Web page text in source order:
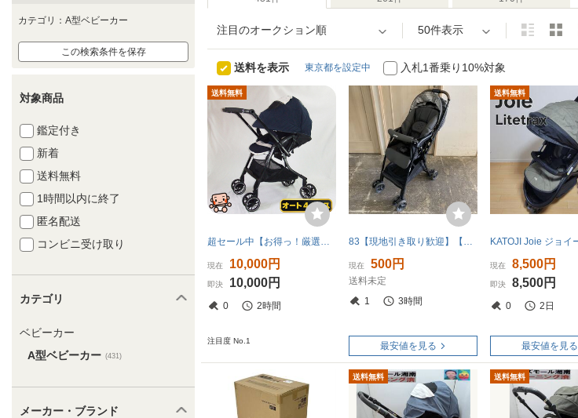
カテゴリ：A型ベビーカー
この検索条件を保存
対象商品
鑑定付き
新着
送料無料
1時間以内に終了
匿名配送
コンビニ受け取り
カテゴリ
ベビーカー
A型ベビーカー (431)
メーカー・ブランド
注目のオークション順 50件表示
送料を表示 東京都を設定中 入札1番乗り10%対象
送料無料
超セール中【お得っ！厳選中古】ベビーカー 中古 コンビ スゴカル 4キャス コンパクト combi 1カ月から3歳 中古ベビーカー【C.一般中古】
現在 10,000円
即決 10,000円
0 2時間
注目度 No.1
83【現地引き取り歓迎】【2022年発売モデル】Aprica アップリカ カルーンエアーメッシュ グレー ベビーカー 6DA90KRGJ 2177783 千葉県 つ
現在 500円
送料未定
1
3時間
最安値を見る
送料無料
現在 8,500円
即決 8,500円
0 2日
最安値を見る
送料無料 送料無料